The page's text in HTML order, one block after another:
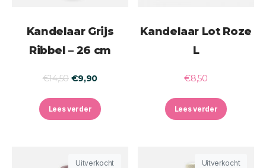
Kandelaar Grijs
Ribbel – 26 cm
€14,50 €9,90
Lees verder
Kandelaar Lot Roze
L
€8,50
Lees verder
Uitverkocht Uitverkocht